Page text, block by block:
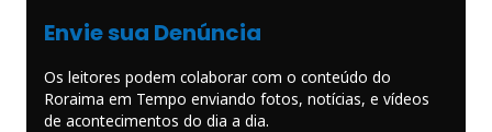
Envie sua Denúncia
Os leitores podem colaborar com o conteúdo do
Roraima em Tempo enviando fotos, notícias, e vídeos
de acontecimentos do dia a dia.